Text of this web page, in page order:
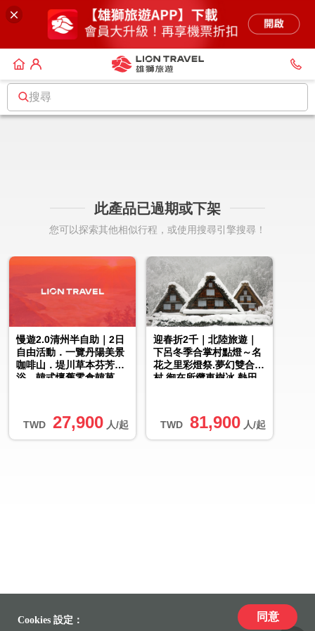
搜尋
此產品已過期或下架
您可以探索其他相似行程，或使用搜尋引擎搜尋！
TWD 27,900 人/起
慢遊2.0清州半自助｜2日
自由活動．一覽丹陽美景
咖啡山．堤川草本芬芳足
浴．韓式懷舊零食韓菓
TWD 81,900 人/起
迎春折2千｜北陸旅遊｜
下呂冬季合掌村點燈～名
花之里彩燈祭.夢幻雙合掌
村.御在所纜車樹冰.熱田
Cookies 設定： 同意